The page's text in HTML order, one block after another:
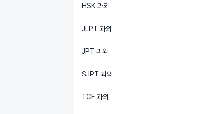
HSK 과외
JLPT 과외
JPT 과외
SJPT 과외
TCF 과외